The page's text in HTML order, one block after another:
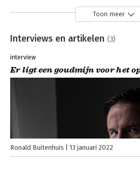
Toon meer
Interviews en artikelen (3)
interview
Er ligt een goudmijn voor het
Ronald Buitenhuis 13 januari 2022